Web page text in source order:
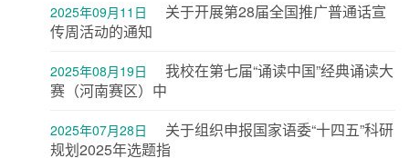
2025年09月11日
关于开展第28届全国推广普通话宣
传周活动的通知
2025年08月19日
我校在第七届“诵读中国”经典诵读大
赛（河南赛区）中
2025年07月28日
关于组织申报国家语委“十四五”科研
规划2025年选题指